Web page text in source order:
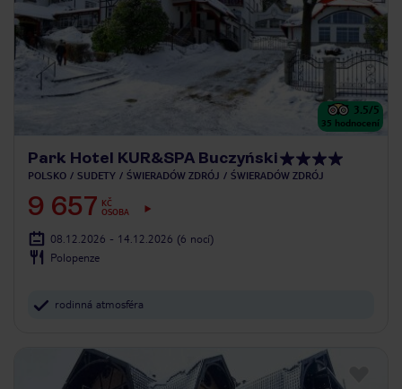
3.5/5
35 hodnocení
Park Hotel KUR&SPA Buczyński
POLSKO SUDETY ŚWIERADÓW ZDRÓJ ŚWIERADÓW ZDRÓJ
9 657 KČ
OSOBA
08.12.2026 - 14.12.2026 (6 nocí)
Polopenze
rodinná atmosféra